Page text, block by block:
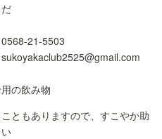
21-5503
の飲み物
ともありますので、すこやか助